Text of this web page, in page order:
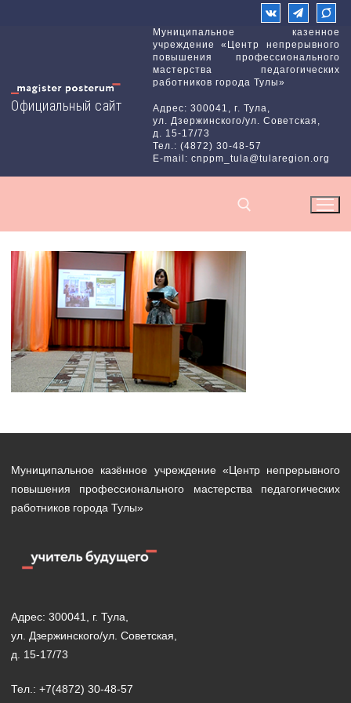
Официальный сайт
Муниципальное казенное
учреждение «Центр непрерывного
повышения профессионального
мастерства педагогических
работников города Тулы»
Адрес: 300041, г. Тула,
ул. Дзержинского/ул. Советская,
д. 15-17/73
Тел.: (4872) 30-48-57
E-mail: cnppm_tula@tularegion.org
Найти:
Муниципальное казённое учреждение «Центр непрерывного
повышения профессионального мастерства педагогических
работников города Тулы»
Адрес: 300041, г. Тула,
ул. Дзержинского/ул. Советская,
д. 15-17/73
Тел.: +7(4872) 30-48-57